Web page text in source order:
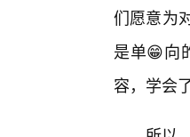
们愿意为
是单😁向
容，学会